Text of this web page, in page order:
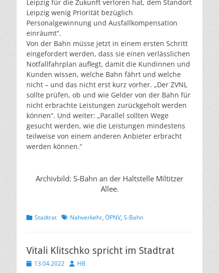
Leipzig für die Zukunft verloren hat, dem Standort
Leipzig wenig Priorität bezüglich
Personalgewinnung und Ausfallkompensation
einräumt“.
Von der Bahn müsse jetzt in einem ersten Schritt
eingefordert werden, dass sie einen verlässlichen
Notfallfahrplan auflegt, damit die Kundinnen und
Kunden wissen, welche Bahn fährt und welche
nicht – und das nicht erst kurz vorher. „Der ZVNL
sollte prüfen, ob und wie Gelder von der Bahn für
nicht erbrachte Leistungen zurückgeholt werden
können“. Und weiter: „Parallel sollten Wege
gesucht werden, wie die Leistungen mindestens
teilweise von einem anderen Anbieter erbracht
werden können.“
Archivbild: S-Bahn an der Haltstelle Miltitzer
Allee.
Kategorien
Stadtrat Schlagworte
Nahverkehr, ÖPNV, S-Bahn
Vitali Klitschko spricht im Stadtrat
Veröffentlicht
13.04.2022 Autor
HB